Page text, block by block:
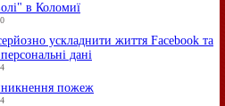
в Коломиї
ускладнити життя Facebook та
дані
пожеж